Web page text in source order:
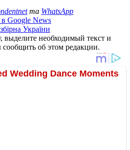
та WhatsApp
Google News
збірна України
необходимый текст и
об этом редакции.